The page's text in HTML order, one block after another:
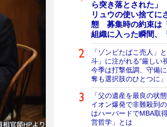
ら突き落とされた
リュウの使い捨てに
態 募集時の約束は
組織に入った瞬間、
「ゾンビたばこ売人」
斗」に注がれる“厳し
今季は打撃低調、守備
奪も選択肢のひとつに」
「父の遺産を最良の
イオン爆発で非難殺到
はハーバードでMBA取
営哲学」とは